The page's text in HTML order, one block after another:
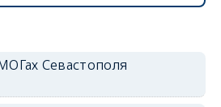
Севастополя